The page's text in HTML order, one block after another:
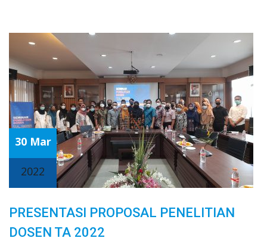
30 Mar
2022
PRESENTASI PROPOSAL PENELITIAN
DOSEN TA 2022